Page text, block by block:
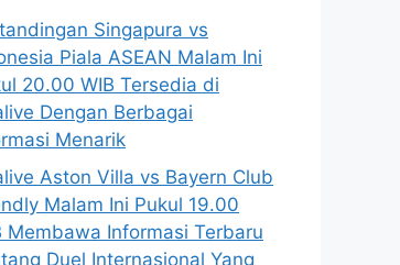
Singapura vs
Piala ASEAN Malam Ini
20.00 WIB Tersedia di
Dengan Berbagai
Menarik
Aston Villa vs Bayern Club
Malam Ini Pukul 19.00
Membawa Informasi Terbaru
Duel Internasional Yang